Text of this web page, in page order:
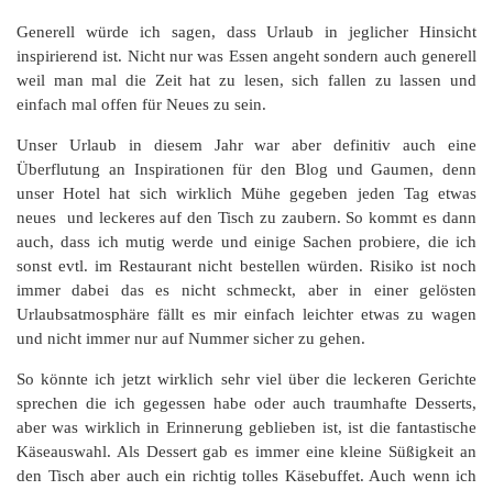
Generell würde ich sagen, dass Urlaub in jeglicher Hinsicht
inspirierend ist. Nicht nur was Essen angeht sondern auch generell
weil man mal die Zeit hat zu lesen, sich fallen zu lassen und
einfach mal offen für Neues zu sein.
Unser Urlaub in diesem Jahr war aber definitiv auch eine
Überflutung an Inspirationen für den Blog und Gaumen, denn
unser Hotel hat sich wirklich Mühe gegeben jeden Tag etwas
neues und leckeres auf den Tisch zu zaubern. So kommt es dann
auch, dass ich mutig werde und einige Sachen probiere, die ich
sonst evtl. im Restaurant nicht bestellen würden. Risiko ist noch
immer dabei das es nicht schmeckt, aber in einer gelösten
Urlaubsatmosphäre fällt es mir einfach leichter etwas zu wagen
und nicht immer nur auf Nummer sicher zu gehen.
So könnte ich jetzt wirklich sehr viel über die leckeren Gerichte
sprechen die ich gegessen habe oder auch traumhafte Desserts,
aber was wirklich in Erinnerung geblieben ist, ist die fantastische
Käseauswahl. Als Dessert gab es immer eine kleine Süßigkeit an
den Tisch aber auch ein richtig tolles Käsebuffet. Auch wenn ich